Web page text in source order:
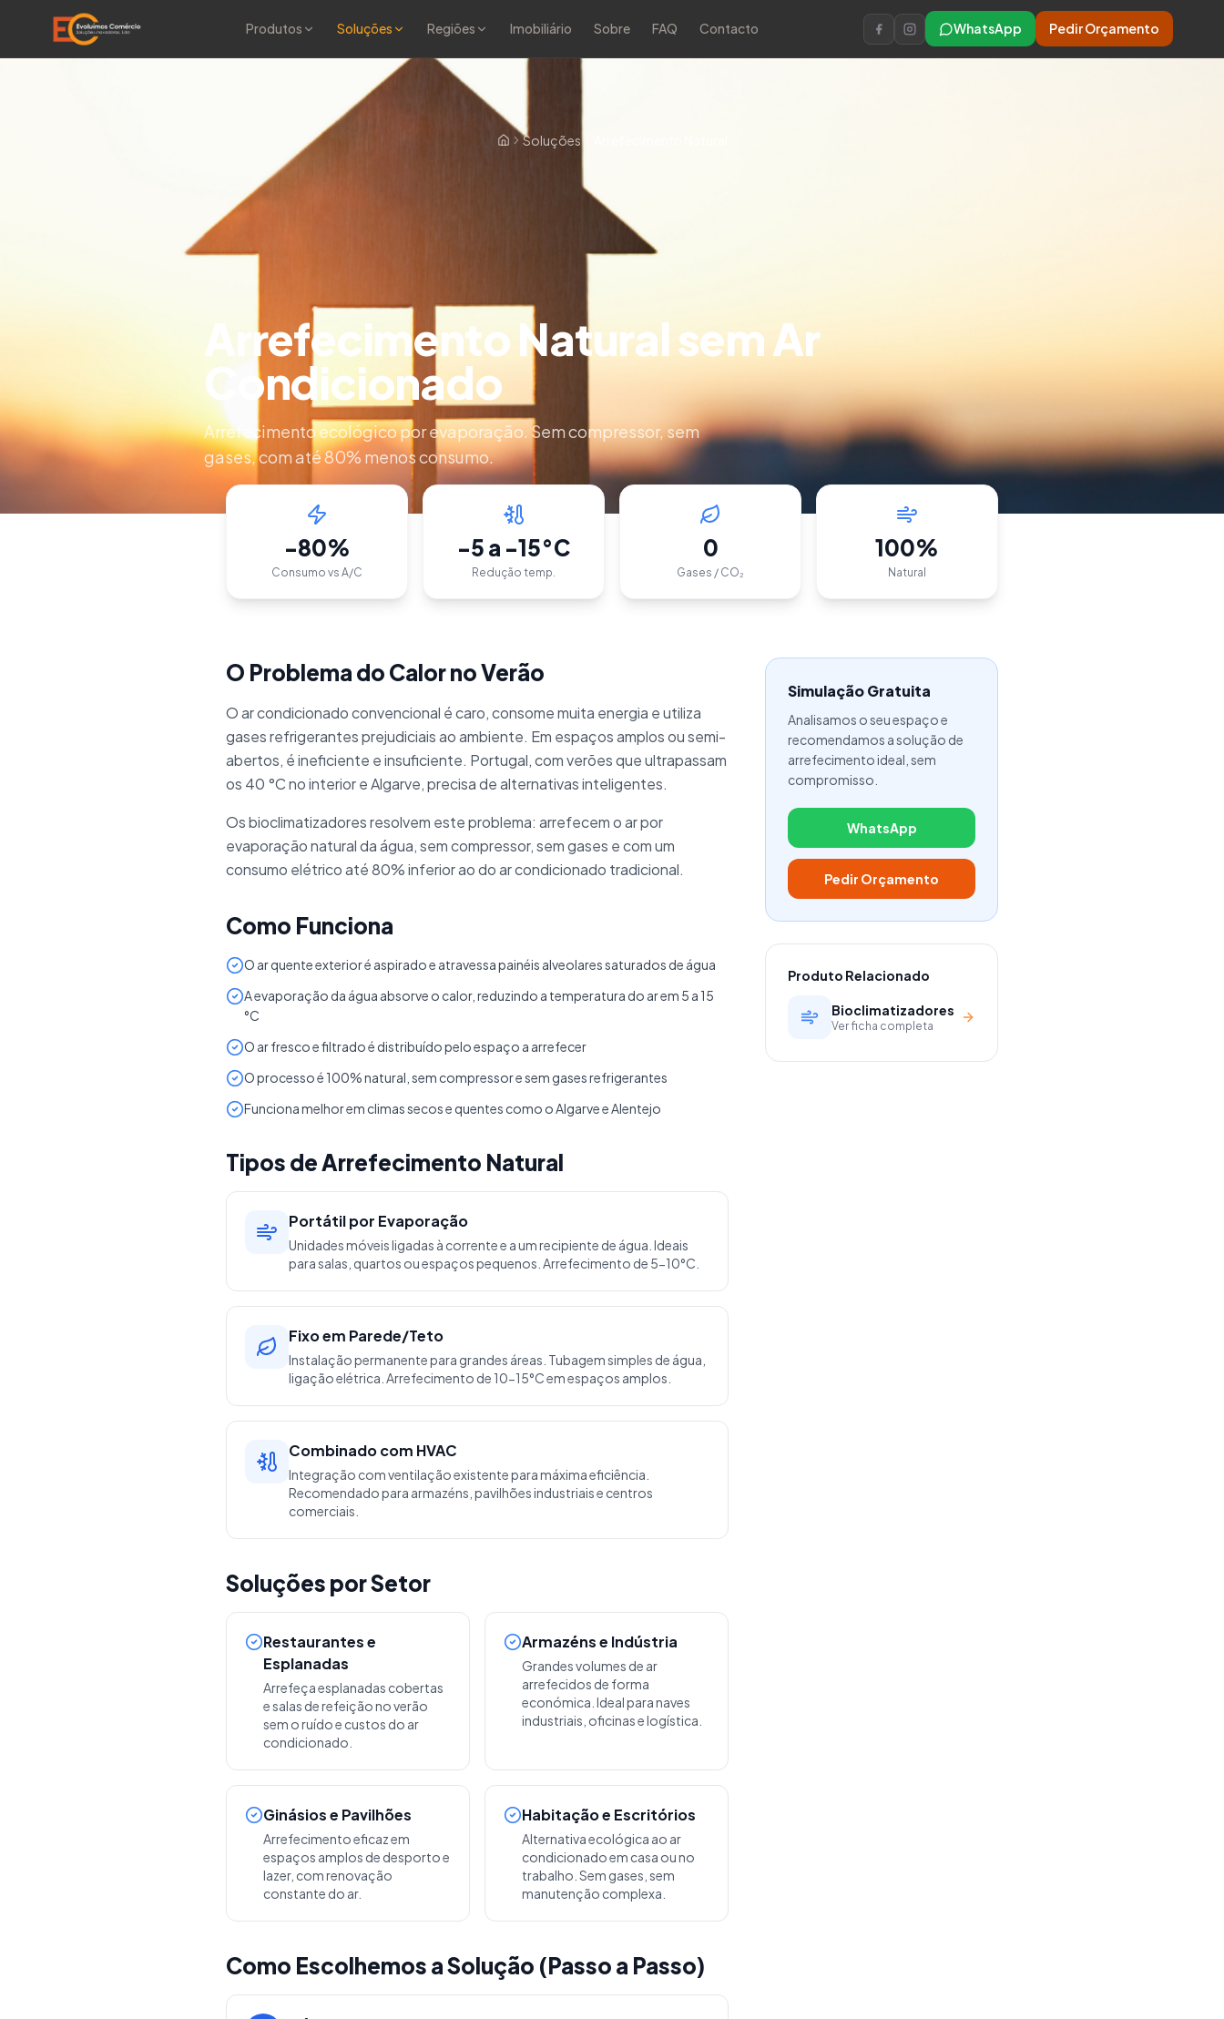
Produtos Soluções Regiões Imobiliário Sobre FAQ Contacto WhatsApp Pedir Orçamento
Soluções
Arrefecimento Natural sem Ar
Condicionado
Arrefecimento ecológico por evaporação. Sem compressor, sem
gases, com até 80% menos consumo.
-80%
Consumo vs A/C
-5 a -15°C
Redução temp.
0
Gases / CO₂
100%
Natural
O Problema do Calor no Verão
O ar condicionado convencional é caro, consome muita energia e utiliza
gases refrigerantes prejudiciais ao ambiente. Em espaços amplos ou semi-
abertos, é ineficiente e insuficiente. Portugal, com verões que ultrapassam
os 40 °C no interior e Algarve, precisa de alternativas inteligentes.
Os bioclimatizadores resolvem este problema: arrefecem o ar por
evaporação natural da água, sem compressor, sem gases e com um
consumo elétrico até 80% inferior ao do ar condicionado tradicional.
Como Funciona
O ar quente exterior é aspirado e atravessa painéis alveolares saturados de água
A evaporação da água absorve o calor, reduzindo a temperatura do ar em 5 a 15
°C
O ar fresco e filtrado é distribuído pelo espaço a arrefecer
O processo é 100% natural, sem compressor e sem gases refrigerantes
Funciona melhor em climas secos e quentes como o Algarve e Alentejo
Tipos de Arrefecimento Natural
Portátil por Evaporação
Unidades móveis ligadas à corrente e a um recipiente de água. Ideais
para salas, quartos ou espaços pequenos. Arrefecimento de 5-10°C.
Fixo em Parede/Teto
Instalação permanente para grandes áreas. Tubagem simples de água,
ligação elétrica. Arrefecimento de 10-15°C em espaços amplos.
Combinado com HVAC
Integração com ventilação existente para máxima eficiência.
Recomendado para armazéns, pavilhões industriais e centros
comerciais.
Soluções por Setor
Restaurantes e
Esplanadas
Arrefeça esplanadas cobertas
e salas de refeição no verão
sem o ruído e custos do ar
condicionado.
Armazéns e Indústria
Grandes volumes de ar
arrefecidos de forma
económica. Ideal para naves
industriais, oficinas e logística.
Ginásios e Pavilhões
Arrefecimento eficaz em
espaços amplos de desporto e
lazer, com renovação
constante do ar.
Habitação e Escritórios
Alternativa ecológica ao ar
condicionado em casa ou no
trabalho. Sem gases, sem
manutenção complexa.
Como Escolhemos a Solução (Passo a Passo)
Simulação Gratuita
Analisamos o seu espaço e
recomendamos a solução de
arrefecimento ideal, sem
compromisso.
WhatsApp
Pedir Orçamento
Produto Relacionado
Bioclimatizadores
Ver ficha completa